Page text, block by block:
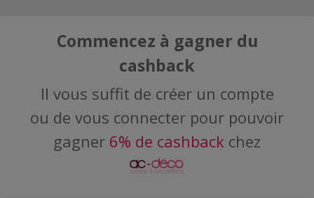
Commencez à gagner du
cashback
Il vous suffit de créer un compte
ou de vous connecter pour pouvoir
gagner 6% de cashback chez